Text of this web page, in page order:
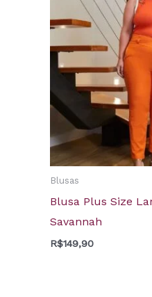
Blusas
Blusa Plus Size
Savannah
R$149,90